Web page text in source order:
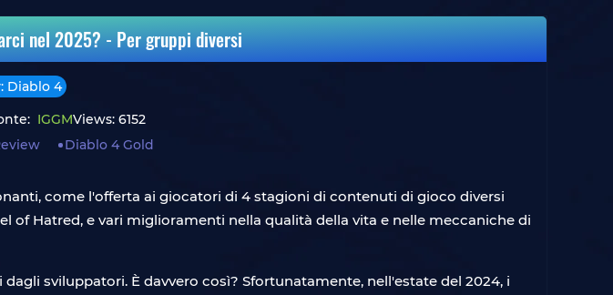
nel 2025? - Per gruppi diversi
Diablo 4
IGGMViews: 6152
Diablo 4 Gold
come l'offerta ai giocatori di 4 stagioni di contenuti di gioco diversi
of Hatred, e vari miglioramenti nella qualità della vita e nelle meccaniche di
sviluppatori. È davvero così? Sfortunatamente, nell'estate del 2024, i